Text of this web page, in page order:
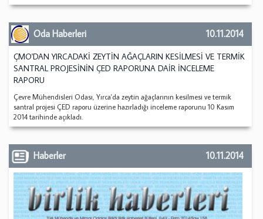
Oda Haberleri 10.11.2014
ÇMO'DAN YIRCADAKİ ZEYTİN AĞAÇLARIN KESİLMESİ VE TERMİK
SANTRAL PROJESİNİN ÇED RAPORUNA DAİR İNCELEME
RAPORU
Çevre Mühendisleri Odası, Yırca'da zeytin ağaçlarının kesilmesi ve termik
santral projesi ÇED raporu üzerine hazırladığı inceleme raporunu 10 Kasım
2014 tarihinde açıkladı.
Haberler 10.11.2014